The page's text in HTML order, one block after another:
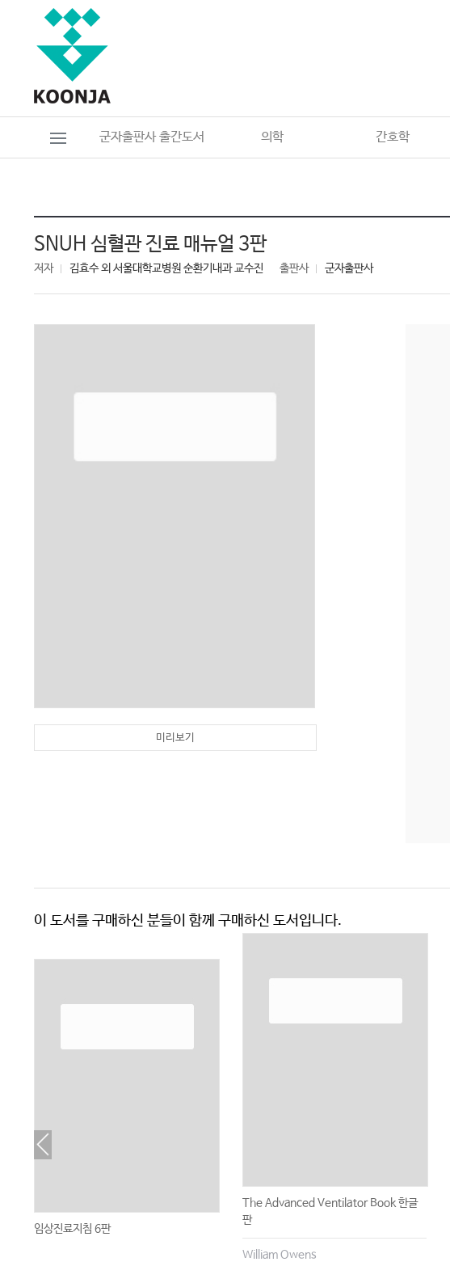
군자출판사 출간도서 의학 간호학
SNUH 심혈관 진료 매뉴얼 3판
저자 김효수 외 서울대학교병원 순환기내과 교수진 출판사 군자출판사
미리보기
이 도서를 구매하신 분들이 함께 구매하신 도서입니다.
임상진료지침 6판
The Advanced Ventilator Book 한글
판
William Owens